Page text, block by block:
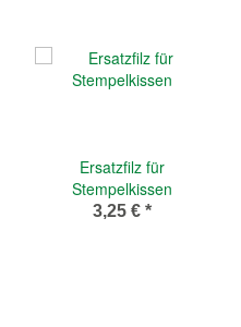
Ersatzfilz für
Stempelkissen
3,25 € *